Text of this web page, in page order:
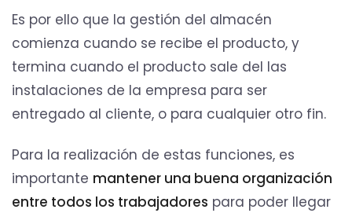
Es por ello que la gestión del almacén
comienza cuando se recibe el producto, y
termina cuando el producto sale del las
instalaciones de la empresa para ser
entregado al cliente, o para cualquier otro fin.
Para la realización de estas funciones, es
importante mantener una buena organización
entre todos los trabajadores para poder llegar